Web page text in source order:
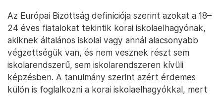
Az Európai Bizottság definíciója szerint azokat a 18–
24 éves fiatalokat tekintik korai iskolaelhagyónak,
akiknek általános iskolai vagy annál alacsonyabb
végzettségük van, és nem vesznek részt sem
iskolarendszerű, sem iskolarendszeren kívüli
képzésben. A tanulmány szerint azért érdemes
külön is foglalkozni a korai iskolaelhagyókkal, mert